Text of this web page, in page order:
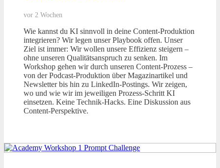
vor 2 Wochen
Wie kannst du KI sinnvoll in deine Content-Produktion
integrieren? Wir legen unser Playbook offen. Unser
Ziel ist immer: Wir wollen unsere Effizienz steigern –
ohne unseren Qualitätsanspruch zu senken. Im
Workshop gehen wir durch unseren Content-Prozess –
von der Podcast-Produktion über Magazinartikel und
Newsletter bis hin zu LinkedIn-Postings. Wir zeigen,
wo und wie wir im jeweiligen Prozess-Schritt KI
einsetzen. Keine Technik-Hacks. Eine Diskussion aus
Content-Perspektive.